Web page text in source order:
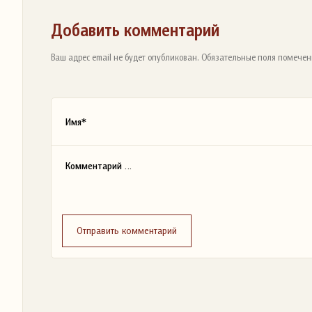
Добавить комментарий
Ваш адрес email не будет опубликован. Обязательные поля
Отправить комментарий